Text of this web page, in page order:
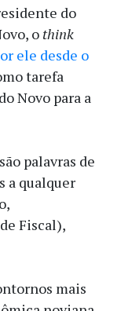
do
o think
ele desde o
tarefa
Novo para a
palavras de
a qualquer
Fiscal),
mais